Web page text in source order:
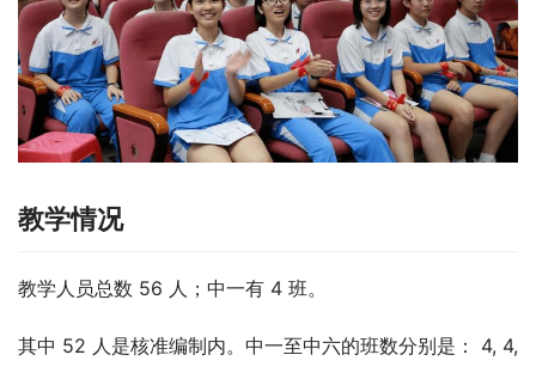
教学情况
教学人员总数 56 人；中一有 4 班。
其中 52 人是核准编制内。中一至中六的班数分别是： 4, 4,